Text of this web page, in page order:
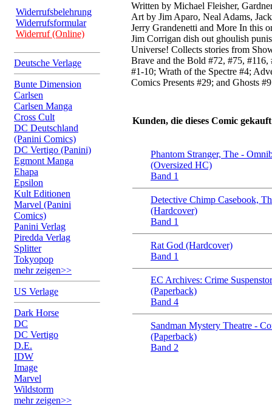
Widerrufsbelehrung
Widerrufsformular
Widerruf (Online)
Deutsche Verlage
Bunte Dimension
Carlsen
Carlsen Manga
Cross Cult
DC Deutschland
(Panini Comics)
DC Vertigo (Panini)
Egmont Manga
Ehapa
Epsilon
Kult Editionen
Marvel (Panini
Comics)
Panini Verlag
Piredda Verlag
Splitter
Tokyopop
mehr zeigen>>
US Verlage
Dark Horse
DC
DC Vertigo
D.E.
IDW
Image
Marvel
Wildstorm
mehr zeigen>>
Written by Michael Fleisher,
Art by Jim Aparo, Neal Adams,
Jerry Grandenetti and More In this
Jim Corrigan dish out ghoulish
Universe! Collects stories from
Brave and the Bold #72, #75, #116,
#1-10; Wrath of the Spectre #4;
Comics Presents #29; and Ghosts
Kunden, die dieses Comic
Phantom Stranger, The -
(Oversized HC)
Band 1
Detective Chimp Casebook,
(Hardcover)
Band 1
Rat God (Hardcover)
Band 1
EC Archives: Crime
(Paperback)
Band 4
Sandman Mystery Theatre -
(Paperback)
Band 2